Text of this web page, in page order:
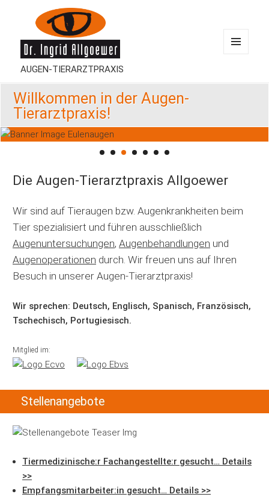
AUGEN-TIERARZTPRAXIS
Willkommen in der Augen-
Tierarztpraxis!
Die Augen-Tierarztpraxis Allgoewer
Wir sind auf Tieraugen bzw. Augenkrankheiten beim
Tier spezialisiert und führen ausschließlich
Augenuntersuchungen,Augenbehandlungen und
Augenoperationen durch. Wir freuen uns auf Ihren
Besuch in unserer Augen-Tierarztpraxis!
Wir sprechen: Deutsch, Englisch, Spanisch, Französisch,
Tschechisch, Portugiesisch.
Mitglied im:
Stellenangebote
Tiermedizinische:r Fachangestellte:r gesucht… Details
>>
Empfangsmitarbeiter:in gesucht… Details >>